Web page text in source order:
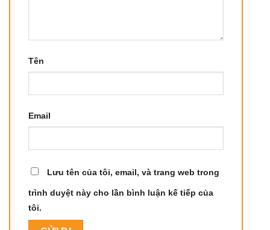
Tên
Email
Lưu tên của tôi, email, và trang web trong
trình duyệt này cho lần bình luận kế tiếp của
tôi.